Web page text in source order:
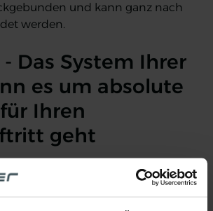
und kann ganz nach
werden.
Das System Ihrer
es um absolute
Ihren
geht
hervorragend in Qualität und
Banner machen Sie alles richtig,